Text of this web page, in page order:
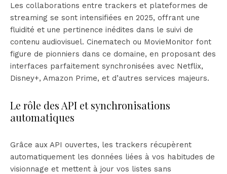
Les collaborations entre trackers et plateformes de
streaming se sont intensifiées en 2025, offrant une
fluidité et une pertinence inédites dans le suivi de
contenu audiovisuel. Cinematech ou MovieMonitor font
figure de pionniers dans ce domaine, en proposant des
interfaces parfaitement synchronisées avec Netflix,
Disney+, Amazon Prime, et d’autres services majeurs.
Le rôle des API et synchronisations
automatiques
Grâce aux API ouvertes, les trackers récupèrent
automatiquement les données liées à vos habitudes de
visionnage et mettent à jour vos listes sans